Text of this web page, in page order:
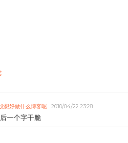
想好做什么博客呢 2010/04/22 23:28
一个字干脆